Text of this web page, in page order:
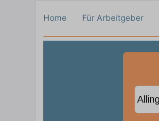
Home Für Arbeitgeber